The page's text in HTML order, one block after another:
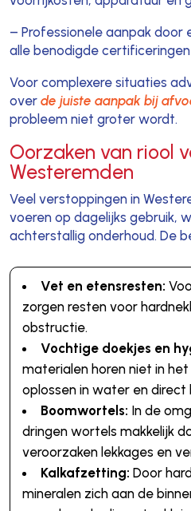
– Professionele aanpak door
alle benodigde certificeringen
Voor complexere situaties
over de juiste aanpak bij
probleem niet groter wordt.
Oorzaken van riool
Westeremden
Veel verstoppingen in
voeren op dagelijks gebruik,
achterstallig onderhoud. De
Vet en etensresten:
zorgen resten voor
obstructie.
Vochtige doekjes en
materialen horen niet in
oplossen in water en direct
Boomwortels: In de
dringen wortels makkelijk
veroorzaken lekkages en
Kalkafzetting: Door
mineralen zich aan de